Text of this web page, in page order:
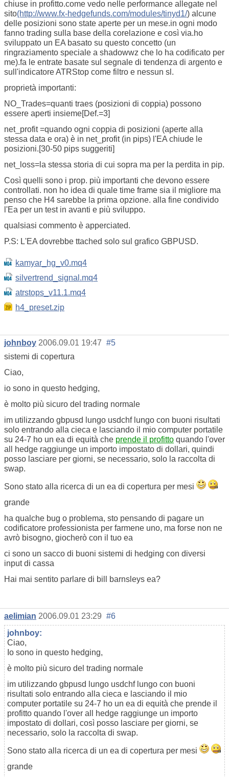
chiuse in profitto.come vedo nelle performance allegate nel
sito(http://www.fx-hedgefunds.com/modules/tinyd1/) alcune
delle posizioni sono state aperte per un mese.in ogni modo
fanno trading sulla base della corelazione e così via.ho
sviluppato un EA basato su questo concetto (un
ringraziamento speciale a shadowwz che lo ha codificato per
me).fa le entrate basate sul segnale di tendenza di argento e
sull'indicatore ATRStop come filtro e nessun sl.
proprietà importanti:
NO_Trades=quanti traes (posizioni di coppia) possono
essere aperti insieme[Def.=3]
net_profit =quando ogni coppia di posizioni (aperte alla
stessa data e ora) è in net_profit (in pips) l'EA chiude le
posizioni.[30-50 pips suggeriti]
net_loss=la stessa storia di cui sopra ma per la perdita in pip.
Così quelli sono i prop. più importanti che devono essere
controllati. non ho idea di quale time frame sia il migliore ma
penso che H4 sarebbe la prima opzione. alla fine condivido
l'Ea per un test in avanti e più sviluppo.
qualsiasi commento è apperciated.
P.S: L'EA dovrebbe ttached solo sul grafico GBPUSD.
kamyar_hg_v0.mq4
silvertrend_signal.mq4
atrstops_v11.1.mq4
h4_preset.zip
johnboy 2006.09.01 19:47 #5
sistemi di copertura
Ciao,
io sono in questo hedging,
è molto più sicuro del trading normale
im utilizzando gbpusd lungo usdchf lungo con buoni risultati
solo entrando alla cieca e lasciando il mio computer portatile
su 24-7 ho un ea di equità che prende il profitto quando l'over
all hedge raggiunge un importo impostato di dollari, quindi
posso lasciare per giorni, se necessario, solo la raccolta di
swap.
Sono stato alla ricerca di un ea di copertura per mesi
grande
ha qualche bug o problema, sto pensando di pagare un
codificatore professionista per farmene uno, ma forse non ne
avrò bisogno, giocherò con il tuo ea
ci sono un sacco di buoni sistemi di hedging con diversi
input di cassa
Hai mai sentito parlare di bill barnsleys ea?
aelimian 2006.09.01 23:29 #6
johnboy:
Ciao,
Io sono in questo hedging,
è molto più sicuro del trading normale
im utilizzando gbpusd lungo usdchf lungo con buoni
risultati solo entrando alla cieca e lasciando il mio
computer portatile su 24-7 ho un ea di equità che prende il
profitto quando l'over all hedge raggiunge un importo
impostato di dollari, così posso lasciare per giorni, se
necessario, solo la raccolta di swap.
Sono stato alla ricerca di un ea di copertura per mesi
grande